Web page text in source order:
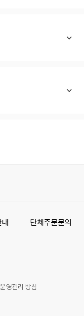
단체주문문의
영관리 방침